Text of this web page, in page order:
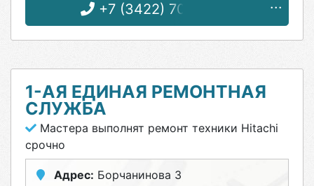
+7 (3422) 70-09-93
1-АЯ ЕДИНАЯ РЕМОНТНАЯ
СЛУЖБА
Мастера выполнят ремонт техники Hitachi
срочно
Адрес: Борчанинова 3